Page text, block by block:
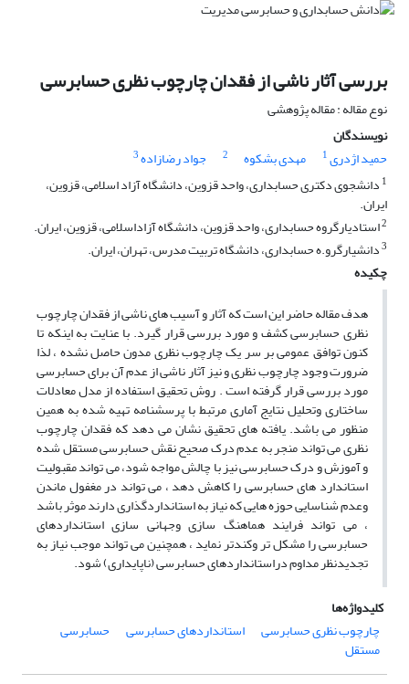
بررسی آثار ناشی از فقدان چارچوب نظری حسابرسی
نوع مقاله : مقاله پژوهشی
نویسندگان
حمید اژدری1 مهدی بشکوه 2 جواد رضازاده3
1 دانشجوی دکتری حسابداری، واحد قزوین، دانشگاه آزاد اسلامی، قزوین،
ایران.
2استادیارگروه حسابداری، واحد قزوین، دانشگاه آزاداسلامی، قزوین، ایران.
3دانشیارگرو.ه حسابداری، دانشگاه تربیت مدرس، تهران، ایران.
چکیده
هدف مقاله حاضر این است که آثار و آسیب های ناشی از فقدان چارچوب
نظری حسابرسی کشف و مورد بررسی قرار گیرد. با عنایت به اینکه تا
کنون توافق عمومی بر سر یک چارچوب نظری مدون حاصل نشده ، لذا
ضرورت وجود چارچوب نظری و نیز آثار ناشی از عدم آن برای حسابرسی
مورد بررسی قرار گرفته است . روش تحقیق استفاده از مدل معادلات
ساختاری وتحلیل نتایج آماری مرتبط با پرسشنامه تهیه شده به همین
منظور می باشد. یافته های تحقیق نشان می دهد که فقدان چارچوب
نظری می تواند منجر به عدم درک صحیح نقش حسابرسی مستقل شده
و آموزش و درک حسابرسی نیز با چالش مواجه شود، می تواند مقبولیت
استاندارد های حسابرسی را کاهش دهد ، می تواند در مغفول ماندن
وعدم شناسایی حوزه هایی که نیاز به استانداردگذاری دارند موثر باشد
، می تواند فرایند هماهنگ سازی وجهانی سازی استانداردهای
حسابرسی را مشکل تر وکندتر نماید ، همچنین می تواند موجب نیاز به
تجدیدنظر مداوم دراستانداردهای حسابرسی (ناپایداری) شود.
کلیدواژه‌ها
چارچوب نظری حسابرسی
استانداردهای حسابرسی حسابرسی
مستقل